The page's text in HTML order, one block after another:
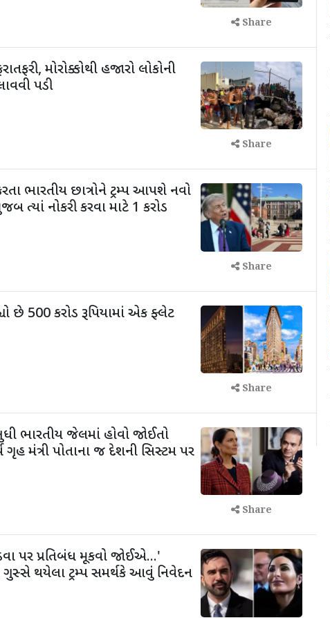
Share
મોરોક્કોથી હજારો લોકોની
પડી
Share
ભારતીય છાત્રોને ટ્રમ્પ આપશે નવો
ત્યાં નોકરી કરવા માટે 1 કરોડ
Share
છે 500 કરોડ રૂપિયામાં એક ફ્લેટ
Share
ભારતીય જેલમાં હોવો જોઈતો
ગૃહ મંત્રી પોતાના જ દેશની સિસ્ટમ પર
Share
પર પ્રતિબંધ મૂકવો જોઈએ...'
ગુસ્સે થયેલા ટ્રમ્પ સમર્થકે આવું નિવેદન